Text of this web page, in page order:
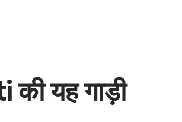
की यह गाड़ी